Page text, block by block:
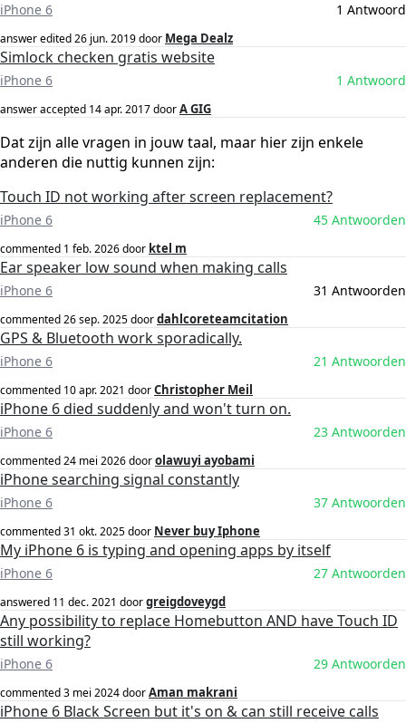
iPhone 6 1 Antwoord
answer edited26 jun. 2019door Mega Dealz
Simlock checken gratis website
iPhone 6 1 Antwoord
answer accepted 14 apr. 2017doorA GIG
Dat zijn alle vragen in jouw taal, maar hier zijn enkele
anderen die nuttig kunnen zijn:
Touch ID not working after screen replacement?
iPhone 6 45 Antwoorden
commented 1 feb. 2026door ktel m
Ear speaker low sound when making calls
iPhone 6 31 Antwoorden
commented26 sep. 2025doordahlcoreteamcitation
GPS & Bluetooth work sporadically.
iPhone 6 21 Antwoorden
commented 10 apr. 2021 doorChristopher Meil
iPhone 6 died suddenly and won't turn on.
iPhone 6 23 Antwoorden
commented24 mei 2026doorolawuyi ayobami
iPhone searching signal constantly
iPhone 6 37 Antwoorden
commented31 okt. 2025door Never buy Iphone
My iPhone 6 is typing and opening apps by itself
iPhone 6 27 Antwoorden
answered 11 dec. 2021 doorgreigdoveygd
Any possibility to replace Homebutton AND have Touch ID
still working?
iPhone 6 29 Antwoorden
commented3 mei 2024doorAman makrani
iPhone 6 Black Screen but it's on & can still receive calls